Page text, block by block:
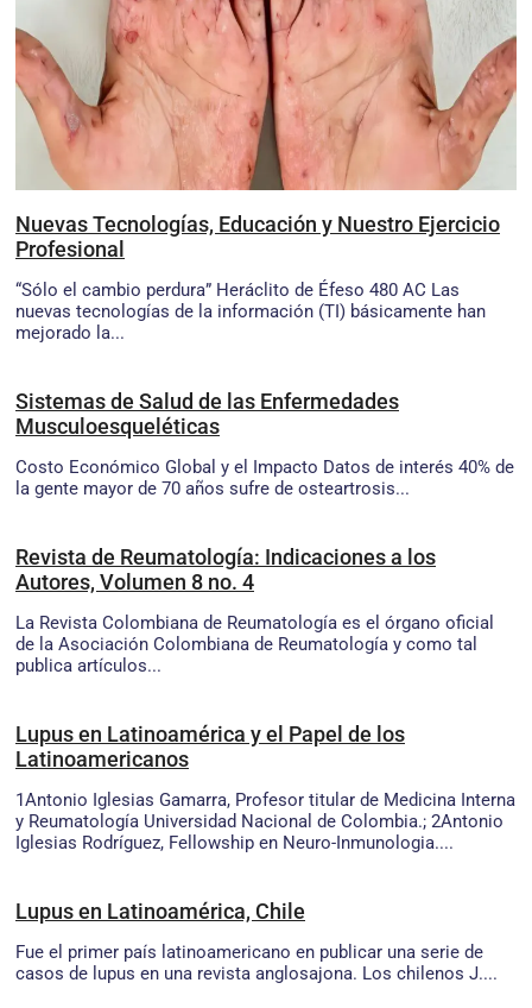
Nuevas Tecnologías, Educación y Nuestro Ejercicio
Profesional
“Sólo el cambio perdura” Heráclito de Éfeso 480 AC Las
nuevas tecnologías de la información (TI) básicamente han
mejorado la...
Sistemas de Salud de las Enfermedades
Musculoesqueléticas
Costo Económico Global y el Impacto Datos de interés 40% de
la gente mayor de 70 años sufre de osteartrosis...
Revista de Reumatología: Indicaciones a los
Autores, Volumen 8 no. 4
La Revista Colombiana de Reumatología es el órgano oficial
de la Asociación Colombiana de Reumatología y como tal
publica artículos...
Lupus en Latinoamérica y el Papel de los
Latinoamericanos
1Antonio Iglesias Gamarra, Profesor titular de Medicina Interna
y Reumatología Universidad Nacional de Colombia.; 2Antonio
Iglesias Rodríguez, Fellowship en Neuro-Inmunologia....
Lupus en Latinoamérica, Chile
Fue el primer país latinoamericano en publicar una serie de
casos de lupus en una revista anglosajona. Los chilenos J....